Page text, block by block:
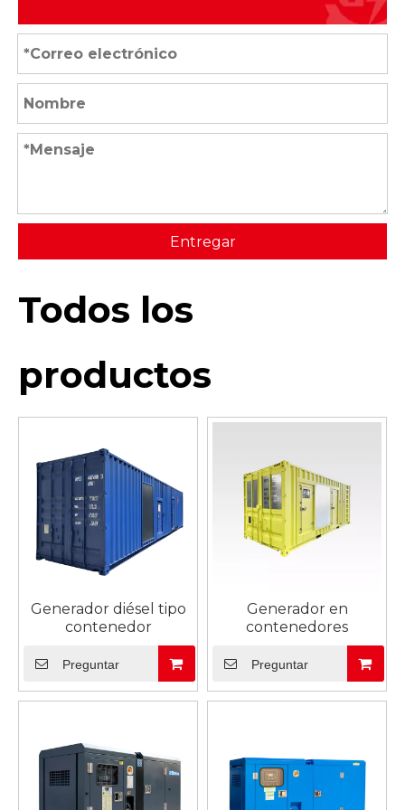
Entregar
Todos los
productos
Generador diésel tipo
contenedor
Preguntar
Generador en
contenedores
Preguntar